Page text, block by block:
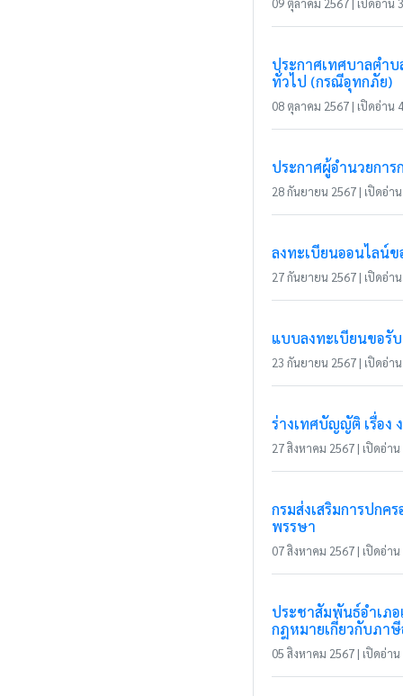
09 ตุลาคม 2567 | เปิดอ่าน
ประกาศเทศบาลตำ
ทั่วไป (กรณีอุทกภัย)
08 ตุลาคม 2567 | เปิดอ่าน
ประกาศผู้อำนวยการ
28 กันยายน 2567 | เปิดอ่า
ลงทะเบียนออนไลน์
27 กันยายน 2567 | เปิดอ่า
แบบลงทะเบียนขอรั
23 กันยายน 2567 | เปิดอ่า
ร่างเทศบัญญัติ เรื่อง
27 สิงหาคม 2567 | เปิดอ่าน
กรมส่งเสริมการปกค
พรรษา
07 สิงหาคม 2567 | เปิดอ่าน
ประชาสัมพันธ์อำเภ
กฎหมายเกี่ยวกับภา
05 สิงหาคม 2567 | เปิดอ่าน